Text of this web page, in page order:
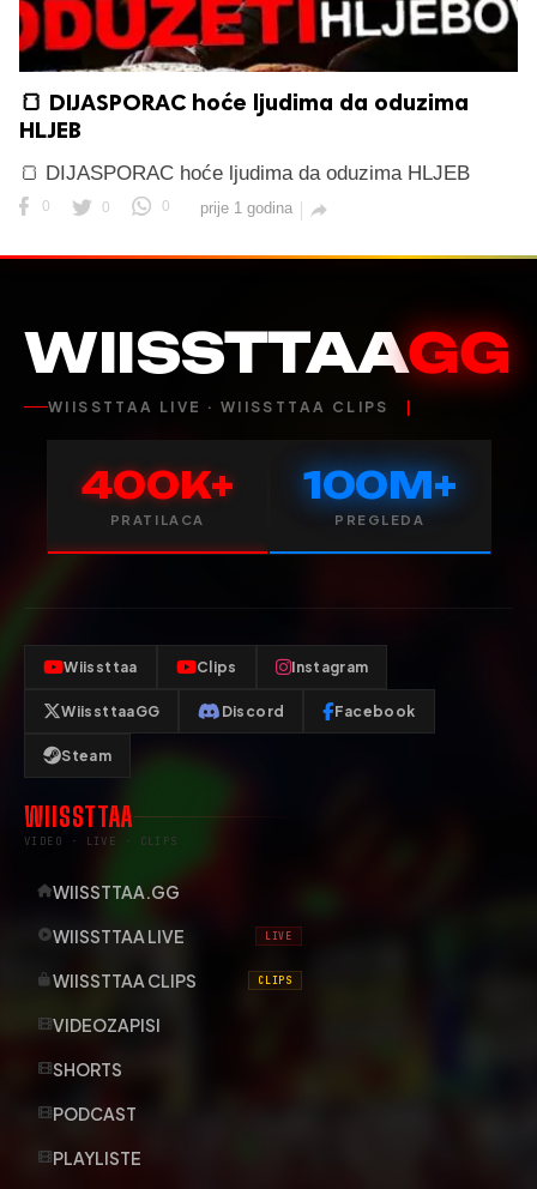
🍞 DIJASPORAC hoće ljudima da oduzima
HLJEB
🍞 DIJASPORAC hoće ljudima da oduzima HLJEB
0 0 0 prije 1 godina 
WIISSTTAAGG
WIISSTTAA LIVE · WIISSTTAA CLIPS
400K+
PRATILACA
100M+
PREGLEDA
Wiissttaa Clips Instagram
WiissttaaGG Discord Facebook
Steam
WIISSTTAA
VIDEO · LIVE · CLIPS
WIISSTTAA.GG
WIISSTTAA LIVE LIVE
WIISSTTAA CLIPS CLIPS
VIDEOZAPISI
SHORTS
PODCAST
PLAYLISTE